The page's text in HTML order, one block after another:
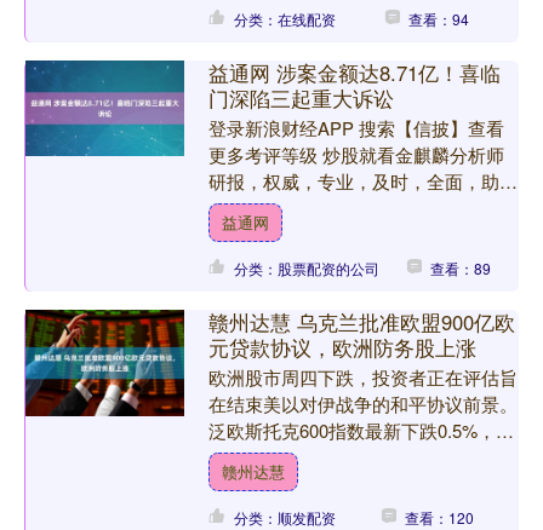
分类：在线配资 查看：94
益通网 涉案金额达8.71亿！喜临
门深陷三起重大诉讼
登录新浪财经APP 搜索【信披】查看
更多考评等级 炒股就看金麒麟分析师
研报，权威，专业，及时，全面，助您
挖掘潜力主题机会！ 图片来源：视觉
中国 “中国床垫第一股....
益通网
分类：股票配资的公司 查看：89
赣州达慧 乌克兰批准欧盟900亿欧
元贷款协议，欧洲防务股上涨
欧洲股市周四下跌，投资者正在评估旨
在结束美以对伊战争的和平协议前景。
泛欧斯托克600指数最新下跌0.5%，多
数板块和主要股市均处于下跌区域。
欧洲股市跟随亚太地....
赣州达慧
分类：顺发配资 查看：120